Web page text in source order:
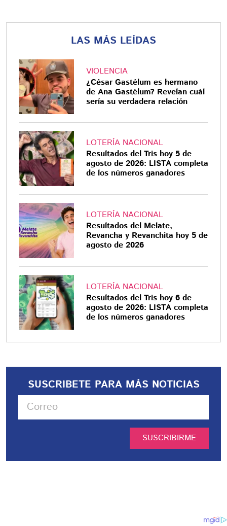
LAS MÁS LEÍDAS
VIOLENCIA
¿César Gastélum es hermano
de Ana Gastélum? Revelan cuál
sería su verdadera relación
LOTERÍA NACIONAL
Resultados del Tris hoy 5 de
agosto de 2026: LISTA completa
de los números ganadores
LOTERÍA NACIONAL
Resultados del Melate,
Revancha y Revanchita hoy 5 de
agosto de 2026
LOTERÍA NACIONAL
Resultados del Tris hoy 6 de
agosto de 2026: LISTA completa
de los números ganadores
SUSCRIBETE PARA MÁS NOTICIAS
SUSCRIBIRME